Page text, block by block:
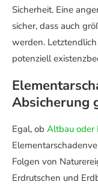
Sicherheit. Eine
sicher, dass auch
werden.
potenziell
Absicherung
Egal, ob Altbau oder
Folgen von
Erdrutschen und